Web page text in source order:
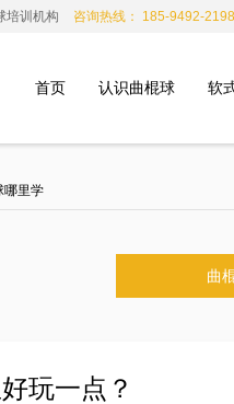
培训机构 咨询热线： 185-9492-2198
首页 认识曲棍球 软
哪里学
曲
玩一点？